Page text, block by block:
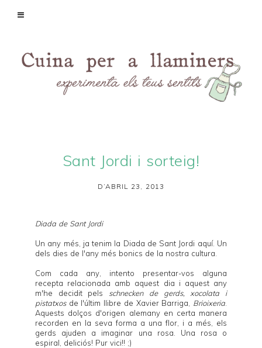
Sant Jordi i sorteig!
D’ABRIL 23, 2013
Diada de Sant Jordi
Un any més, ja tenim la Diada de Sant Jordi aquí. Un
dels dies de l'any més bonics de la nostra cultura.
Com cada any, intento presentar-vos alguna
recepta relacionada amb aquest dia i aquest any
m'he decidit pels schnecken de gerds, xocolata i
pistatxos de l'últim llibre de Xavier Barriga Brioixeria
Aquests dolços d'origen alemany en certa manera
recorden en la seva forma a una flor, i a més, els
gerds ajuden a imaginar una rosa. Una rosa o
espiral, deliciós! Pur vici!! ;)